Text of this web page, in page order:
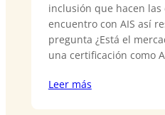
inclusión que hacen las
encuentro con AIS así
pregunta ¿Está el
una certificación como
Leer más